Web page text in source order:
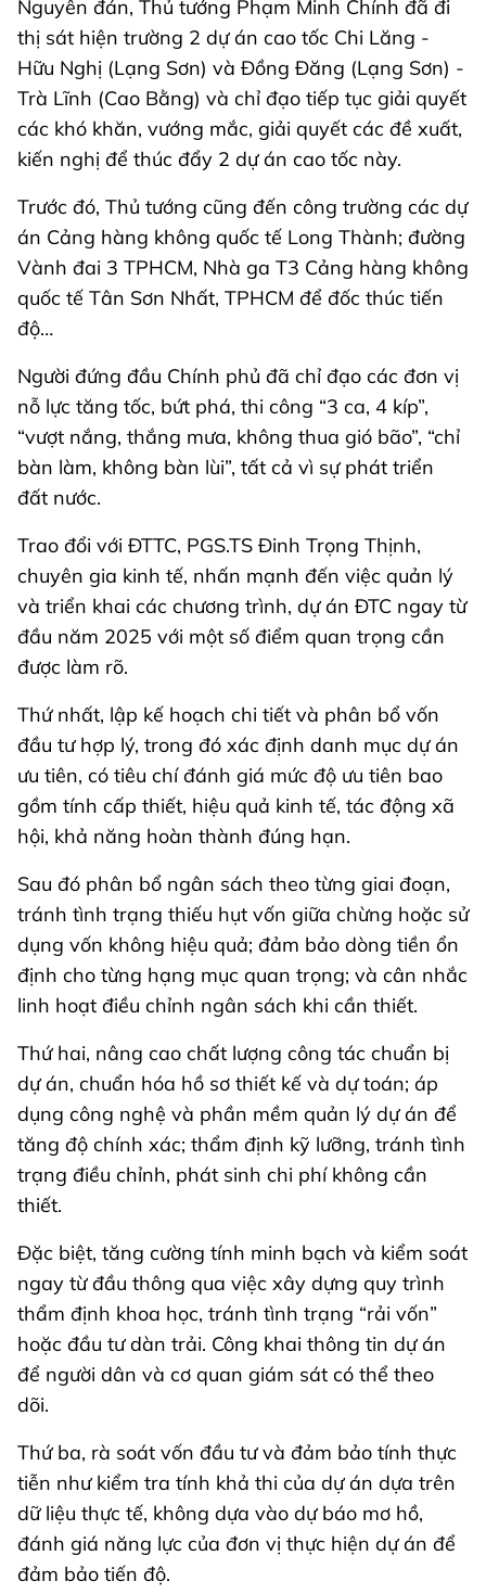
Nguyên đán, Thủ tướng Phạm Minh Chính đã đi
thị sát hiện trường 2 dự án cao tốc Chi Lăng -
Hữu Nghị (Lạng Sơn) và Đồng Đăng (Lạng Sơn) -
Trà Lĩnh (Cao Bằng) và chỉ đạo tiếp tục giải quyết
các khó khăn, vướng mắc, giải quyết các đề xuất,
kiến nghị để thúc đẩy 2 dự án cao tốc này.
Trước đó, Thủ tướng cũng đến công trường các dự
án Cảng hàng không quốc tế Long Thành; đường
Vành đai 3 TPHCM, Nhà ga T3 Cảng hàng không
quốc tế Tân Sơn Nhất, TPHCM để đốc thúc tiến
độ…
Người đứng đầu Chính phủ đã chỉ đạo các đơn vị
nỗ lực tăng tốc, bứt phá, thi công “3 ca, 4 kíp”,
“vượt nắng, thắng mưa, không thua gió bão”, “chỉ
bàn làm, không bàn lùi”, tất cả vì sự phát triển
đất nước.
Trao đổi với ĐTTC, PGS.TS Đinh Trọng Thịnh,
chuyên gia kinh tế, nhấn mạnh đến việc quản lý
và triển khai các chương trình, dự án ĐTC ngay từ
đầu năm 2025 với một số điểm quan trọng cần
được làm rõ.
Thứ nhất, lập kế hoạch chi tiết và phân bổ vốn
đầu tư hợp lý, trong đó xác định danh mục dự án
ưu tiên, có tiêu chí đánh giá mức độ ưu tiên bao
gồm tính cấp thiết, hiệu quả kinh tế, tác động xã
hội, khả năng hoàn thành đúng hạn.
Sau đó phân bổ ngân sách theo từng giai đoạn,
tránh tình trạng thiếu hụt vốn giữa chừng hoặc sử
dụng vốn không hiệu quả; đảm bảo dòng tiền ổn
định cho từng hạng mục quan trọng; và cân nhắc
linh hoạt điều chỉnh ngân sách khi cần thiết.
Thứ hai, nâng cao chất lượng công tác chuẩn bị
dự án, chuẩn hóa hồ sơ thiết kế và dự toán; áp
dụng công nghệ và phần mềm quản lý dự án để
tăng độ chính xác; thẩm định kỹ lưỡng, tránh tình
trạng điều chỉnh, phát sinh chi phí không cần
thiết.
Đặc biệt, tăng cường tính minh bạch và kiểm soát
ngay từ đầu thông qua việc xây dựng quy trình
thẩm định khoa học, tránh tình trạng “rải vốn”
hoặc đầu tư dàn trải. Công khai thông tin dự án
để người dân và cơ quan giám sát có thể theo
dõi.
Thứ ba, rà soát vốn đầu tư và đảm bảo tính thực
tiễn như kiểm tra tính khả thi của dự án dựa trên
dữ liệu thực tế, không dựa vào dự báo mơ hồ,
đánh giá năng lực của đơn vị thực hiện dự án để
đảm bảo tiến độ.